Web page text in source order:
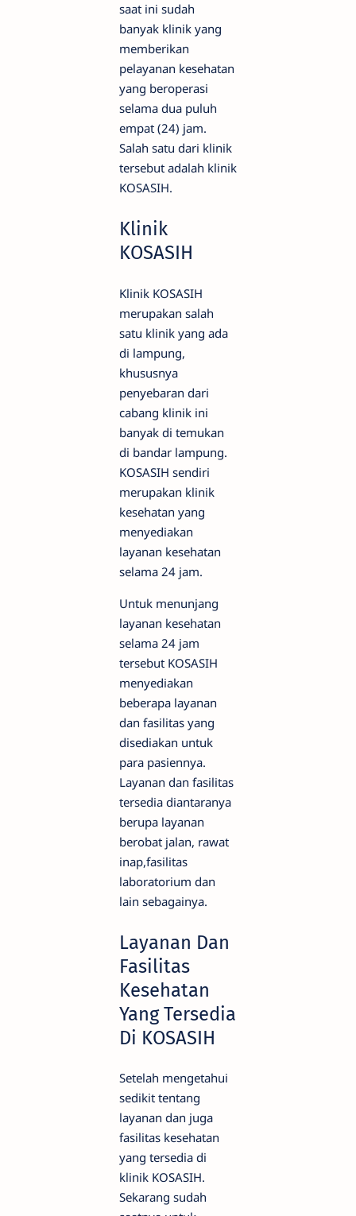
saat ini sudah
banyak klinik yang
memberikan
pelayanan kesehatan
yang beroperasi
selama dua puluh
empat (24) jam.
Salah satu dari klinik
tersebut adalah klinik
KOSASIH.
Klinik
KOSASIH
Klinik KOSASIH
merupakan salah
satu klinik yang ada
di lampung,
khususnya
penyebaran dari
cabang klinik ini
banyak di temukan
di bandar lampung.
KOSASIH sendiri
merupakan klinik
kesehatan yang
menyediakan
layanan kesehatan
selama 24 jam.
Untuk menunjang
layanan kesehatan
selama 24 jam
tersebut KOSASIH
menyediakan
beberapa layanan
dan fasilitas yang
disediakan untuk
para pasiennya.
Layanan dan fasilitas
tersedia diantaranya
berupa layanan
berobat jalan, rawat
inap,fasilitas
laboratorium dan
lain sebagainya.
Layanan Dan
Fasilitas
Kesehatan
Yang Tersedia
Di KOSASIH
Setelah mengetahui
sedikit tentang
layanan dan juga
fasilitas kesehatan
yang tersedia di
klinik KOSASIH.
Sekarang sudah